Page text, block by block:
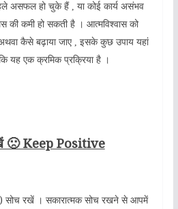
असफल हो चुके हैं , या कोई कार्य असंभव
की कमी हो सकती है । आत्मविश्वास को
कैसे बढ़ाया जाए , इसके कुछ उपाय यहां
यह एक क्रमिक प्रक्रिया है ।
🙁 Keep Positive
सोच रखें । सकारात्मक सोच रखने से आपमें